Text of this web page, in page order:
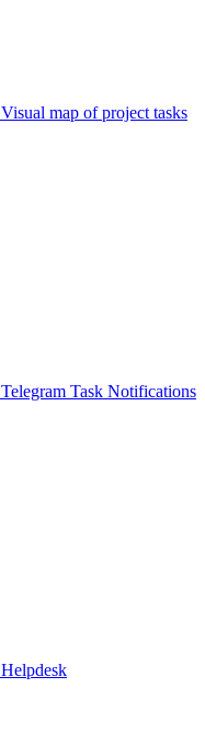
Visual map of project tasks
Telegram Task Notifications
Helpdesk